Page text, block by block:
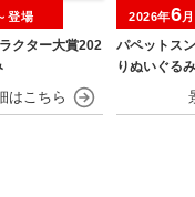
クター大賞202
登場
パペットス
りぬいぐるみ
2026年6